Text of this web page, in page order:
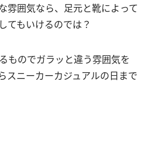
雰囲気なら、足元と靴によって
てもいけるのでは？
ものでガラッと違う雰囲気を
スニーカーカジュアルの日まで